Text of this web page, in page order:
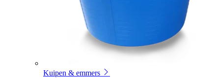
Kuipen & emmers